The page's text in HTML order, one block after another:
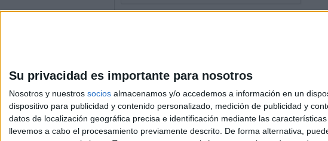
Su privacidad es importante para nosotros
Nosotros y nuestros socios almacenamos y/o accedemos a información en un
dispositivo para publicidad y contenido personalizado, medición de publicidad y
datos de localización geográfica precisa e identificación mediante las
llevemos a cabo el procesamiento previamente descrito. De forma alternativa,
Aviso legal|